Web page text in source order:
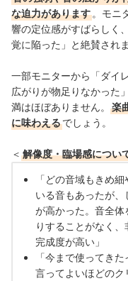
な迫力があります 。 モニ
響の定位感がすばらしく
覚に陥った」と絶賛されま
一部モニターから「ダイ
広がりが物足りなかった
満はほぼありません。
楽
に味わえるでしょう。
＜ 解像度・臨場感につい
「どの音域もきめ
いる音もあったが
が高かった。音全体
りすることがなく
完成度が高い」
「今まで使ってき
言ってよいほどの